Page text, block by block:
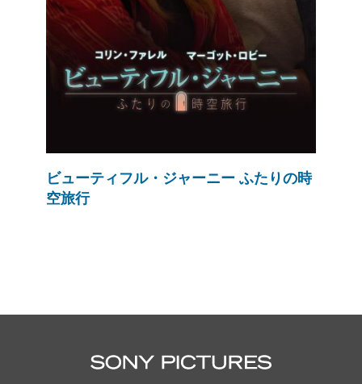
ビューティフル・ジャーニー ふたりの時
空旅行